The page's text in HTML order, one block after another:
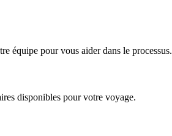
équipe pour vous aider dans le processus.
disponibles pour votre voyage.